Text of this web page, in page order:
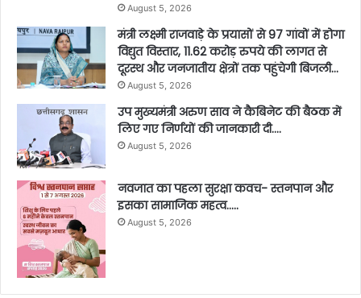
August 5, 2026
मंत्री लक्ष्मी राजवाड़े के प्रयासों से 97 गांवों में होगा
विद्युत विस्तार, 11.62 करोड़ रुपये की लागत से
दूरस्थ और जनजातीय क्षेत्रों तक पहुंचेगी बिजली…
August 5, 2026
उप मुख्यमंत्री अरुण साव ने कैबिनेट की बैठक में
लिए गए निर्णयों की जानकारी दी….
August 5, 2026
नवजात का पहला सुरक्षा कवच- स्तनपान और
इसका सामाजिक महत्व…..
August 5, 2026